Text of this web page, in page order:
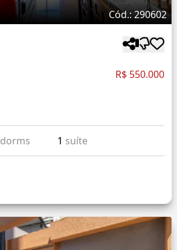
Cód.: 290602
R$ 550.000
dorms 1 suíte